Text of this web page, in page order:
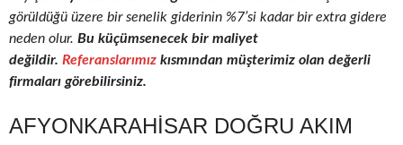
görüldüğü üzere bir senelik giderinin %7’si kadar bir extra gidere
neden olur. Bu küçümsenecek bir maliyet
değildir. Referanslarımız kısmından müşterimiz olan değerli
firmaları görebilirsiniz.
AFYONKARAHISAR DOĞRU AKIM